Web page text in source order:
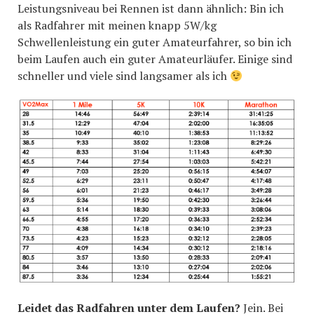
Leistungsniveau bei Rennen ist dann ähnlich: Bin ich
als Radfahrer mit meinen knapp 5W/kg
Schwellenleistung ein guter Amateurfahrer, so bin ich
beim Laufen auch ein guter Amateurläufer. Einige sind
schneller und viele sind langsamer als ich
Leidet das Radfahren unter dem Laufen? Jein. Bei